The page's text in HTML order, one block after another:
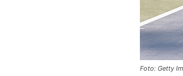
Foto: Getty